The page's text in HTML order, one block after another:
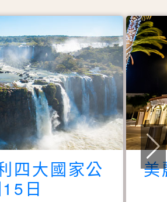
四大國家公
日
美